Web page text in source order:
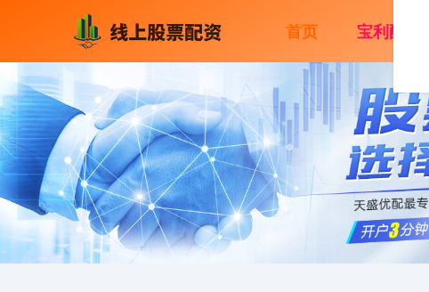
首页 宝利配资